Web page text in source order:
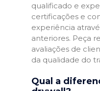
qualificado e
certificações e
experiência
anteriores. Peça
avaliações de
da qualidade do
Qual a